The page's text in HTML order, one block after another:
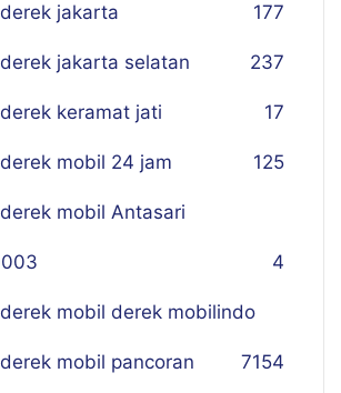
jakarta 177
jakarta selatan 237
keramat jati 17
mobil 24 jam 125
mobil Antasari
4
mobil derek mobilindo
154
mobil pancoran 7